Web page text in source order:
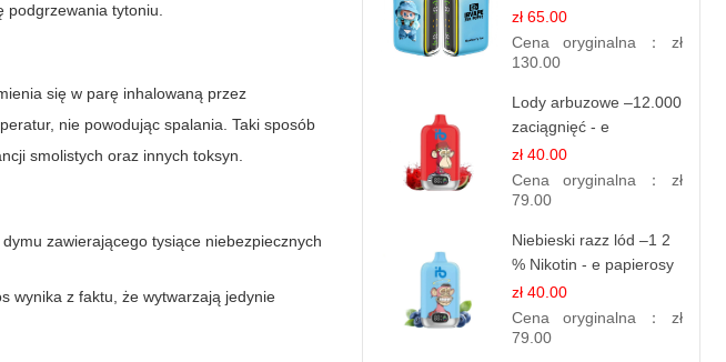
podgrzewania tytoniu.
się w parę inhalowaną przez
nie powodując spalania. Taki sposób
smolistych oraz innych toksyn.
zawierającego tysiące niebezpiecznych
wynika z faktu, że wytwarzają jedynie
jednorazowe
zł 65.00
Cena oryginalna： zł
130.00
Lody arbuzowe –12.000
zaciągnięć - e
papierosy jednorazowe
zł 40.00
Cena oryginalna： zł
79.00
Niebieski razz lód –1 2
% Nikotin - e papierosy
jednorazowe
zł 40.00
Cena oryginalna： zł
79.00